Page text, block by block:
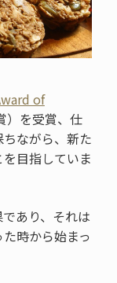
of
）を受賞、仕
ながら、新た
目指していま
あり、それは
時から始まっ